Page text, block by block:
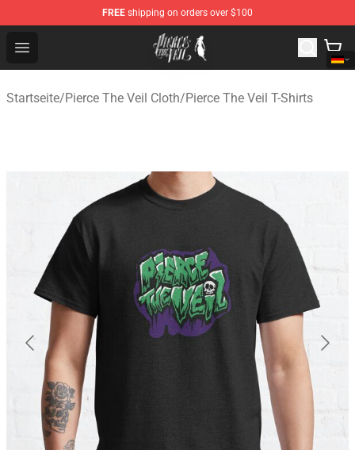
FREE shipping on orders over $100
Open menu
Pierce The Veil Store - Official Pierce The Veil
Startseite/Pierce The Veil Cloth/Pierce The Veil T-Shirts